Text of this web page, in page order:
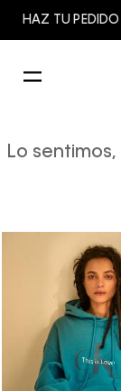
HAZ TU
Lo